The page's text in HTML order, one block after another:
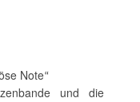
Note“
und die